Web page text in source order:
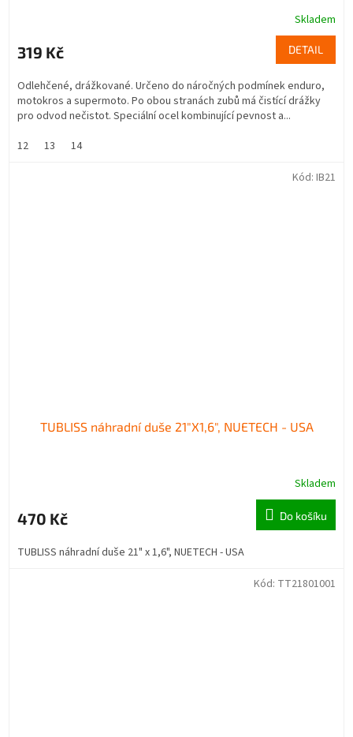
Skladem
319 Kč DETAIL
Odlehčené, drážkované. Určeno do náročných podmínek enduro,
motokros a supermoto. Po obou stranách zubů má čistící drážky
pro odvod nečistot. Speciální ocel kombinující pevnost a...
12
13 14
TUBLISS náhradní duše 21"X1,6", NUETECH - USA
Skladem
470 Kč Do košíku
TUBLISS náhradní duše 21" x 1,6", NUETECH - USA
Kód: IB21
Kód: TT21801001